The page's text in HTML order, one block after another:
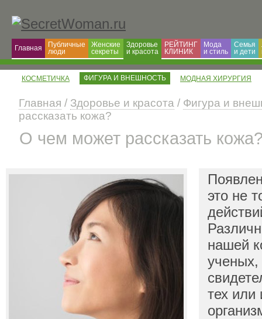
Главная
Публичные
люди
Женские
секреты
Здоровье
и красота
РЕЙТИНГ
КЛИНИК
Мода
и cтиль
Семья
и дети
КОСМЕТИЧКА ФИГУРА И ВНЕШНОСТЬ МОДНАЯ ХИРУРГИЯ
Главная / Здоровье и красота / Фигура и
рассказать кожа?
О чем может рассказать
это не
нашей
ученых,
тех